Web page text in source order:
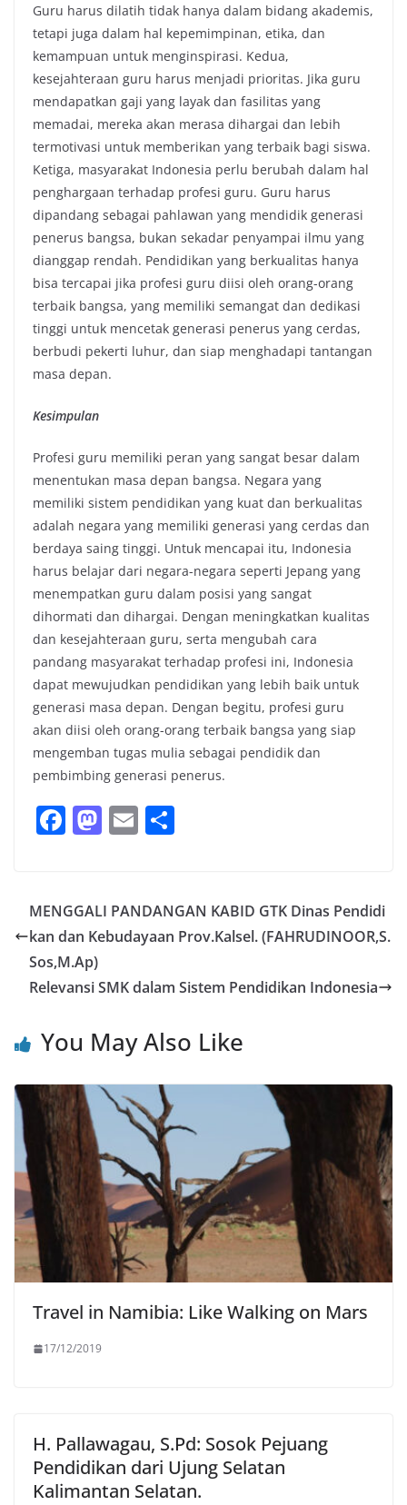
Guru harus dilatih tidak hanya dalam bidang akademis,
tetapi juga dalam hal kepemimpinan, etika, dan
kemampuan untuk menginspirasi. Kedua,
kesejahteraan guru harus menjadi prioritas. Jika guru
mendapatkan gaji yang layak dan fasilitas yang
memadai, mereka akan merasa dihargai dan lebih
termotivasi untuk memberikan yang terbaik bagi siswa.
Ketiga, masyarakat Indonesia perlu berubah dalam hal
penghargaan terhadap profesi guru. Guru harus
dipandang sebagai pahlawan yang mendidik generasi
penerus bangsa, bukan sekadar penyampai ilmu yang
dianggap rendah. Pendidikan yang berkualitas hanya
bisa tercapai jika profesi guru diisi oleh orang-orang
terbaik bangsa, yang memiliki semangat dan dedikasi
tinggi untuk mencetak generasi penerus yang cerdas,
berbudi pekerti luhur, dan siap menghadapi tantangan
masa depan.
Kesimpulan
Profesi guru memiliki peran yang sangat besar dalam
menentukan masa depan bangsa. Negara yang
memiliki sistem pendidikan yang kuat dan berkualitas
adalah negara yang memiliki generasi yang cerdas dan
berdaya saing tinggi. Untuk mencapai itu, Indonesia
harus belajar dari negara-negara seperti Jepang yang
menempatkan guru dalam posisi yang sangat
dihormati dan dihargai. Dengan meningkatkan kualitas
dan kesejahteraan guru, serta mengubah cara
pandang masyarakat terhadap profesi ini, Indonesia
dapat mewujudkan pendidikan yang lebih baik untuk
generasi masa depan. Dengan begitu, profesi guru
akan diisi oleh orang-orang terbaik bangsa yang siap
mengemban tugas mulia sebagai pendidik dan
pembimbing generasi penerus.
F
e
b
o
o
M
o
d
n
E
l e
MENGGALI PANDANGAN KABID GTK Dinas Pendidi
kan dan Kebudayaan Prov.Kalsel. (FAHRUDINOOR,S.
Sos,M.Ap)
Relevansi SMK dalam Sistem Pendidikan Indonesia
You May Also Like
Travel in Namibia: Like Walking on Mars
17/12/2019
H. Pallawagau, S.Pd: Sosok Pejuang
Pendidikan dari Ujung Selatan
Kalimantan Selatan.